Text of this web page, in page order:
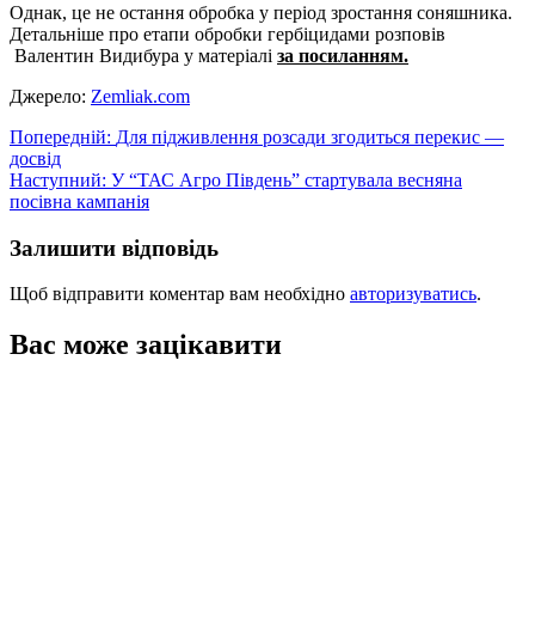
Однак, це не остання обробка у період зростання соняшника.
Детальніше про етапи обробки гербіцидами розповів
Валентин Видибура у матеріалі за посиланням.
Джерело: Zemliak.com
Навігація
записів
Попередній: Для підживлення розсади згодиться перекис —
досвід
Наступний: У “ТАС Агро Південь” стартувала весняна
посівна кампанія
Залишити відповідь
Щоб відправити коментар вам необхідно авторизуватись.
Вас може зацікавити